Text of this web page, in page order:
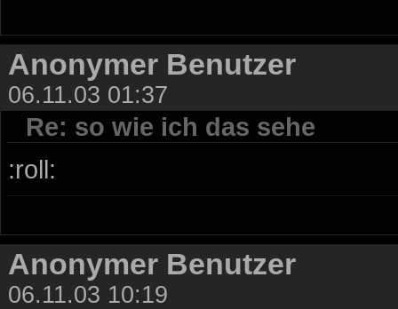
Anonymer Benutzer
06.11.03 01:37
Re: so wie ich das sehe
:roll:
Anonymer Benutzer
06.11.03 10:19